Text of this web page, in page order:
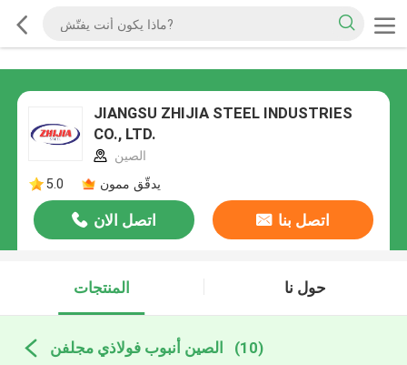
JIANGSU ZHIJIA STEEL INDUSTRIES
CO., LTD.
الصين
5.0
يدقّق ممون
اتصل الان اتصل بنا
المنتجات حول نا
الصين أنبوب فولاذي مجلفن (10)